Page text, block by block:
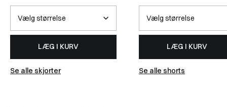
LÆG I KURV
Se alle skjorter
LÆG I KURV
Se alle shorts